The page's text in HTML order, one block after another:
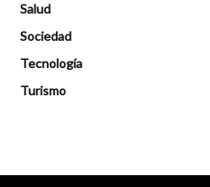
Salud
Sociedad
Tecnología
Turismo